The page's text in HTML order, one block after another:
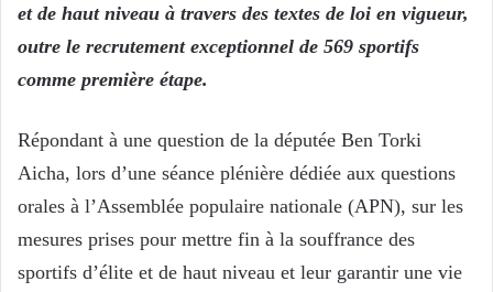
et de haut niveau à travers des textes de loi en vigueur,
outre le recrutement exceptionnel de 569 sportifs
comme première étape.
Répondant à une question de la députée Ben Torki
Aicha, lors d’une séance plénière dédiée aux questions
orales à l’Assemblée populaire nationale (APN), sur les
mesures prises pour mettre fin à la souffrance des
sportifs d’élite et de haut niveau et leur garantir une vie